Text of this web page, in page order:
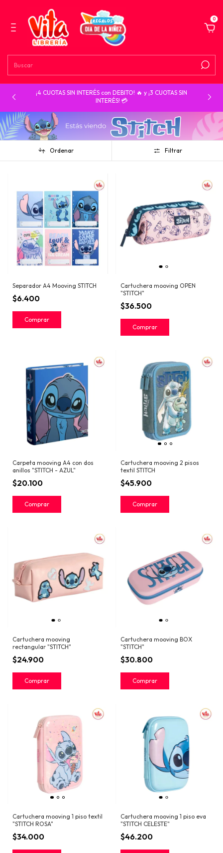
0
¡4 CUOTAS SIN INTERÉS con DEBITO! 🔥 y ¡3 CUOTAS SIN
INTERÉS! 💳
Ordenar Filtrar
Separador A4 Mooving STITCH
$6.400
Cartuchera mooving OPEN
"STITCH"
$36.500
Carpeta mooving A4 con dos
anillos "STITCH - AZUL"
$20.100
Cartuchera mooving 2 pisos
textil STITCH
$45.900
Cartuchera mooving
rectangular "STITCH"
$24.900
Cartuchera mooving BOX
"STITCH"
$30.800
Cartuchera mooving 1 piso textil
"STITCH ROSA"
$34.000
Cartuchera mooving 1 piso eva
"STITCH CELESTE"
$46.200